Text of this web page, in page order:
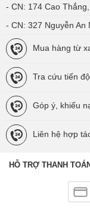
- CN: 174 Cao
- CN: 327 Nguyễn An
Mua hàng từ
Tra cứu tiến
Góp ý, khiếu
Liên hệ hợp
HỖ TRỢ THANH